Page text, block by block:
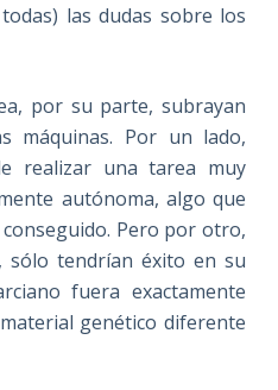
las dudas sobre los
por su parte, subrayan
máquinas. Por un lado,
realizar una tarea muy
autónoma, algo que
Pero por otro,
tendrían éxito en su
fuera exactamente
genético diferente